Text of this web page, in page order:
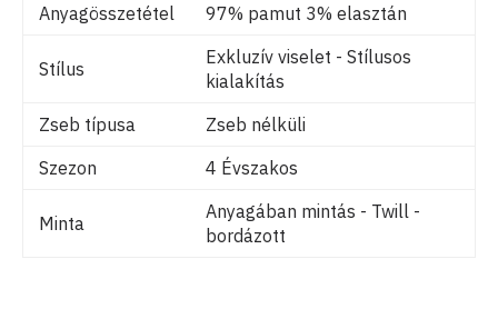
Anyagösszetétel
97% pamut 3% elasztán
Stílus
Exkluzív viselet - Stílusos
kialakítás
Zseb típusa
Zseb nélküli
Szezon
4 Évszakos
Minta
Anyagában mintás - Twill -
bordázott